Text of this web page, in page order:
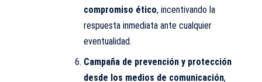
compromiso ético, incentivando la
respuesta inmediata ante cualquier
eventualidad.
Campaña de prevención y protección
desde los medios de comunicación,